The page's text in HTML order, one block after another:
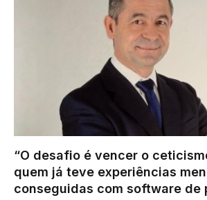
“O desafio é vencer o
quem já teve experiências
conseguidas com software de